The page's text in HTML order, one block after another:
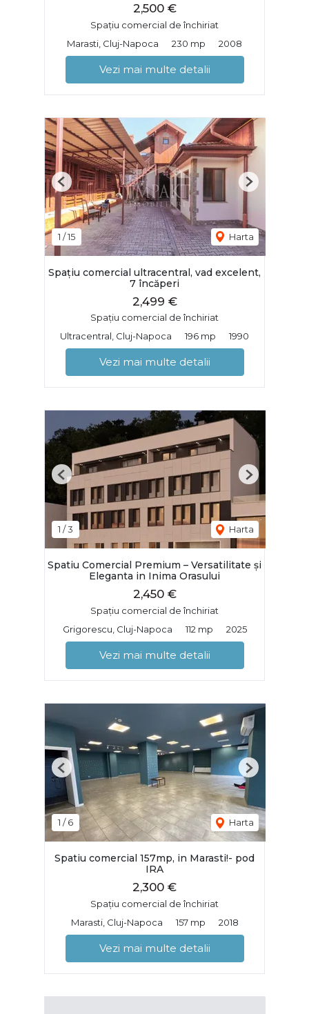
2,500 €
Spațiu comercial de închiriat
Marasti, Cluj-Napoca
230 mp 2008
Vezi mai multe detalii
1 /15 Harta
Previous Next
Spațiu comercial ultracentral, vad excelent,
7 încăperi
2,499 €
Spațiu comercial de închiriat
Ultracentral, Cluj-Napoca
196 mp 1990
Vezi mai multe detalii
1 /3 Harta
Previous Next
Spatiu Comercial Premium – Versatilitate și
Eleganta in Inima Orasului
2,450 €
Spațiu comercial de închiriat
Grigorescu, Cluj-Napoca
112 mp 2025
Vezi mai multe detalii
1 /6 Harta
Previous Next
Spatiu comercial 157mp, in Marasti!- pod
IRA
2,300 €
Spațiu comercial de închiriat
Marasti, Cluj-Napoca
157 mp 2018
Vezi mai multe detalii